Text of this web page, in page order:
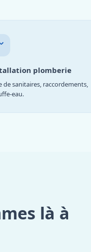
plomberie
de sanitaires, raccordements,
eau.
là à